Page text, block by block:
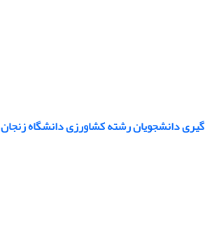
دانشجویان رشته کشاورزی دانشگاه زنجان